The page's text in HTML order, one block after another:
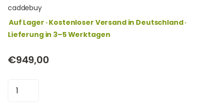
caddebuy
Auf Lager · Kostenloser Versand in Deutschland ·
Lieferung in 3–5 Werktagen
€949,00